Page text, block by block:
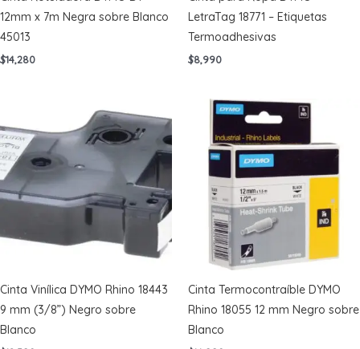
12mm x 7m Negra sobre Blanco
45013
$14,280
LetraTag 18771 – Etiquetas
Termoadhesivas
$8,990
Cinta Vinílica DYMO Rhino 18443
9 mm (3/8”) Negro sobre
Blanco
Cinta Termocontraíble DYMO
Rhino 18055 12 mm Negro sobre
Blanco